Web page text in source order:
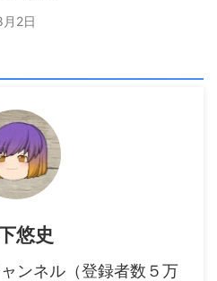
2日
悠史
ンネル（登録者数５万